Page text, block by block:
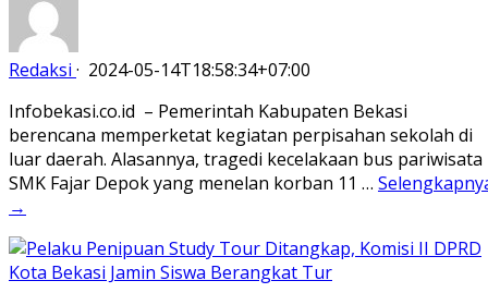
Redaksi · 2024-05-14T18:58:34+07:00
Infobekasi.co.id – Pemerintah Kabupaten Bekasi
berencana memperketat kegiatan perpisahan sekolah di
luar daerah. Alasannya, tragedi kecelakaan bus pariwisata
SMK Fajar Depok yang menelan korban 11 …
→